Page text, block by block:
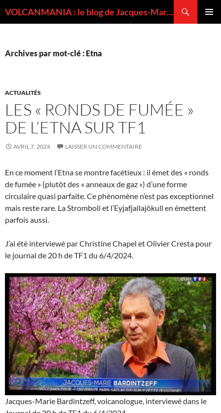
VOLCANMANIA : le blog de Jacques-Marie BARDINTZEFF, volcanologue
Archives par mot-clé : Etna
ACTUALITÉS
LES « RONDS DE FUMÉE »
DE L’ETNA SUR TF1
AVRIL 7, 2024 LAISSER UN COMMENTAIRE
En ce moment l’Etna se montre facétieux : il émet des « ronds
de fumée » (plutôt des « anneaux de gaz ») d’une forme
circulaire quasi parfaite. Ce phénomène n’est pas exceptionnel
mais reste rare. La Stromboli et l’Eyjafjallajökull en émettent
parfois aussi.
J’ai été interviewé par Christine Chapel et Olivier Cresta pour
le journal de 20 h de TF1 du 6/4/2024.
Jacques-Marie Bardintzeff, volcanologue, interviewé dans le